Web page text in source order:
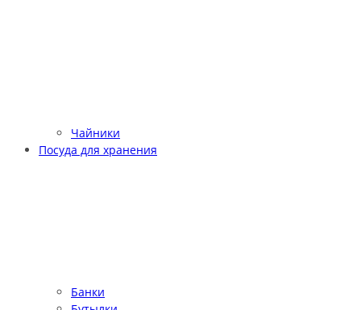
Чайники
Посуда для хранения
Банки